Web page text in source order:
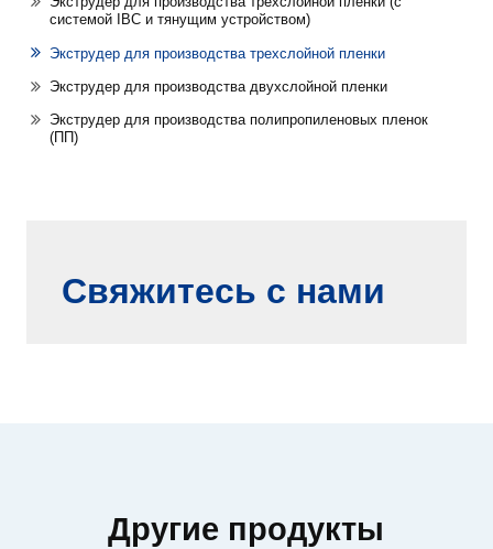
системой IBC и тянущим устройством)
Экструдер для производства трехслойной пленки
Экструдер для производства двухслойной пленки
Экструдер для производства полипропиленовых пленок
(ПП)
Свяжитесь с нами
Другие продукты